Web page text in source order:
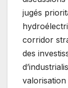
jugés
corridor
des